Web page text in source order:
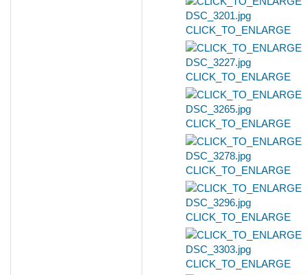
CLICK_TO_ENLARGE
CLICK_TO_ENLARGE
CLICK_TO_ENLARGE
CLICK_TO_ENLARGE
CLICK_TO_ENLARGE
CLICK_TO_ENLARGE